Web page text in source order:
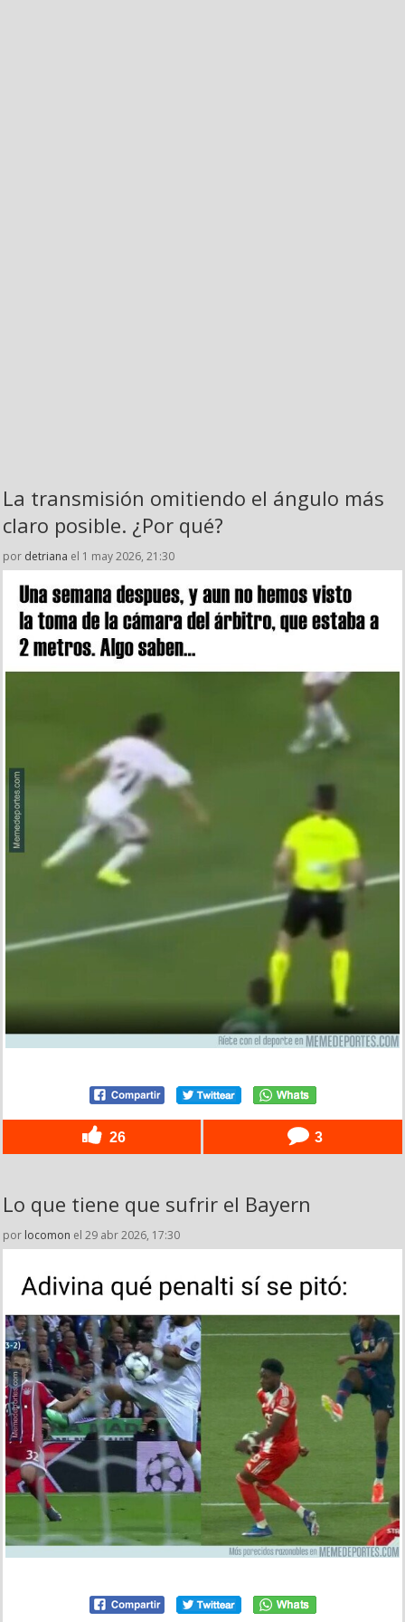
La transmisión omitiendo el ángulo más
claro posible. ¿Por qué?
por detriana el 1 may 2026, 21:30
26 3
Lo que tiene que sufrir el Bayern
por locomon el 29 abr 2026, 17:30